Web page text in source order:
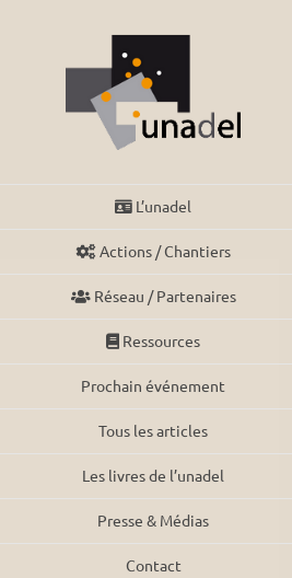
L’unadel
Actions / Chantiers
Réseau / Partenaires
Ressources
Prochain événement
Tous les articles
Les livres de l’unadel
Presse & Médias
Contact